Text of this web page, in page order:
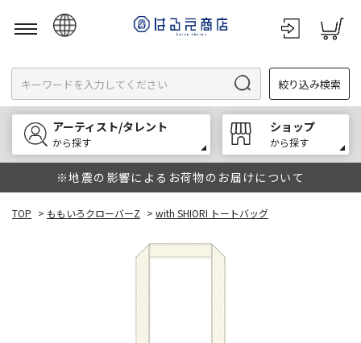
English
한국어
中文
絞り込み検索
アーティスト/タレント
から探す
ショップ
から探す
※地震の影響によるお荷物のお届けについて
TOP > ももいろクローバーZ > with SHIORI トートバッグ